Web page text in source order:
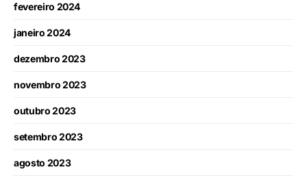
fevereiro 2024
janeiro 2024
dezembro 2023
novembro 2023
outubro 2023
setembro 2023
agosto 2023